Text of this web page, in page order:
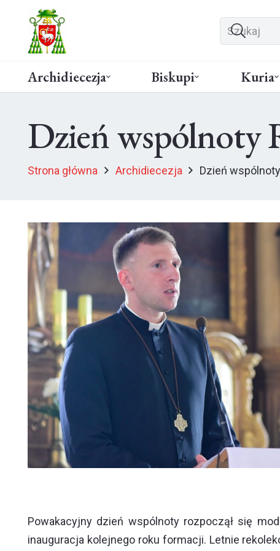
Archidiecezja Biskupi Kuria
Dzień wspólnoty
Strona główna Archidiecezja Dzień
Powakacyjny dzień wspólnoty rozpoczął się
inauguracja kolejnego roku formacji. Letnie